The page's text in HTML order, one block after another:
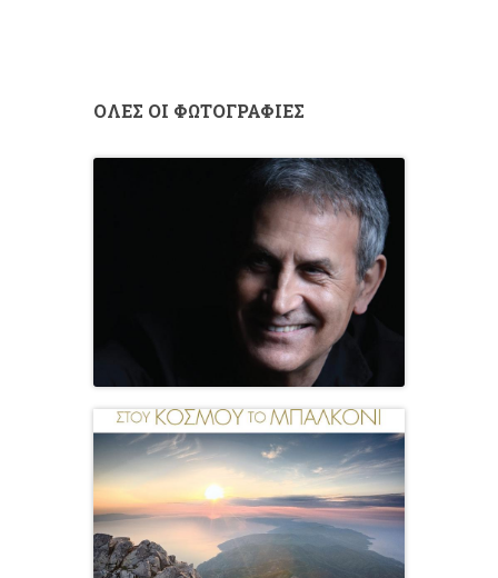
ΟΛΕΣ ΟΙ ΦΩΤΟΓΡΑΦΙΕΣ